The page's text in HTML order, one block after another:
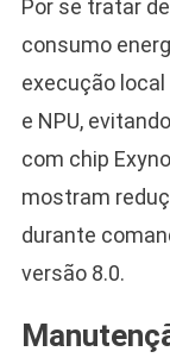
Por se tratar
consumo
execução
e NPU,
com chip
mostram
durante
versão 8.0.